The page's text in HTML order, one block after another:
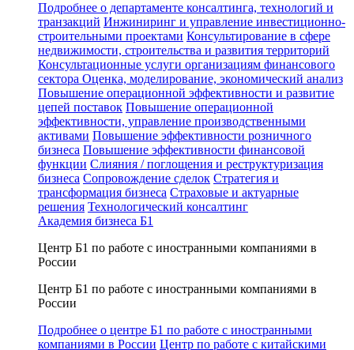
Подробнее о департаменте консалтинга, технологий и
транзакций Инжиниринг и управление инвестиционно-
строительными проектами Консультирование в сфере
недвижимости, строительства и развития территорий
Консультационные услуги организациям финансового
сектора Оценка, моделирование, экономический анализ
Повышение операционной эффективности и развитие
цепей поставок Повышение операционной
эффективности, управление производственными
активами Повышение эффективности розничного
бизнеса Повышение эффективности финансовой
функции Слияния / поглощения и реструктуризация
бизнеса Сопровождение сделок Стратегия и
трансформация бизнеса Страховые и актуарные
решения Технологический консалтинг
Академия бизнеса Б1
Центр Б1 по работе с иностранными компаниями в
России
Центр Б1 по работе с иностранными компаниями в
России
Подробнее о центре Б1 по работе с иностранными
компаниями в России Центр по работе с китайскими